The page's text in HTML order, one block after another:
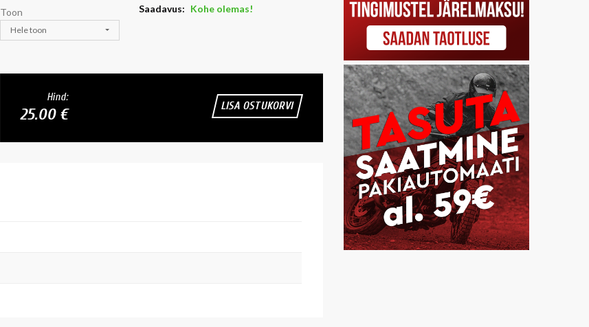
Saadavus: Kohe olemas!
Toon
Hele toon
Hind:
25.00 € LISA OSTUKORVI